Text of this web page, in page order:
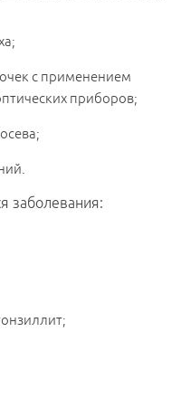
с применением
приборов;
заболевания: